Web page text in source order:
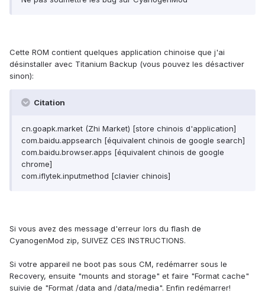
Cette ROM contient quelques application chinoise que j'ai
désinstaller avec Titanium Backup (vous pouvez les désactiver
sinon):
Citation
cn.goapk.market (Zhi Market) [store chinois d'application]
com.baidu.appsearch [équivalent chinois de google search]
com.baidu.browser.apps [équivalent chinois de google
chrome]
com.iflytek.inputmethod [clavier chinois]
Si vous avez des message d'erreur lors du flash de
CyanogenMod zip, SUIVEZ CES INSTRUCTIONS.
Si votre appareil ne boot pas sous CM, redémarrer sous le
Recovery, ensuite "mounts and storage" et faire "Format cache"
suivie de "Format /data and /data/media". Enfin redémarrer!